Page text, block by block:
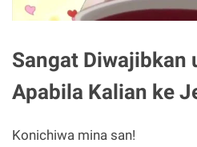
Sangat Diwajibkan
Apabila Kalian ke
Konichiwa mina san!